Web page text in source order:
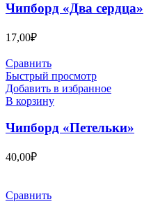
Чипборд «Два сердца»
17,00₽
Сравнить
Быстрый просмотр
Добавить в избранное
В корзину
Чипборд «Петельки»
40,00₽
Сравнить